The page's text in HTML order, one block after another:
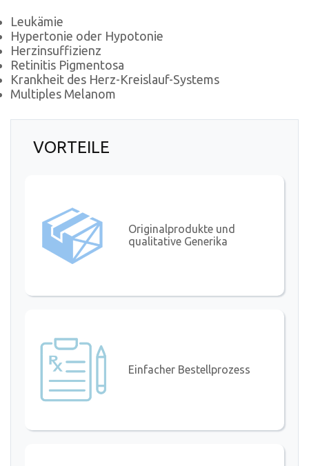
Leukämie
Hypertonie oder Hypotonie
Herzinsuffizienz
Retinitis Pigmentosa
Krankheit des Herz-Kreislauf-Systems
Multiples Melanom
VORTEILE
Originalprodukte und
qualitative Generika
Einfacher Bestellprozess